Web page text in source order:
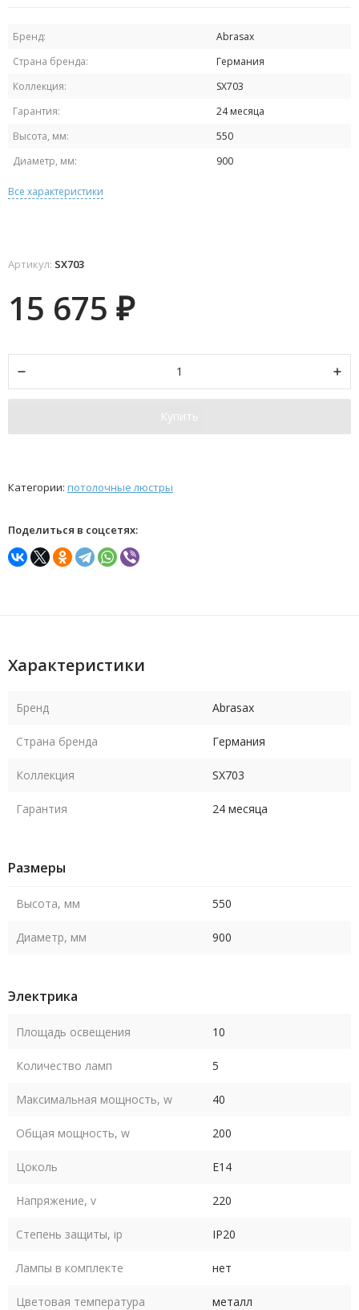
Бренд:
Abrasax
Страна бренда:
Германия
Коллекция:
SX703
Гарантия:
24 месяца
Высота, мм:
550
Диаметр, мм:
900
Все характеристики
Артикул: SX703
15 675 ₽
Купить
Категории: потолочные люстры
Поделиться в соцсетях:
Характеристики
Бренд Abrasax
Страна бренда Германия
Коллекция SX703
Гарантия 24 месяца
Размеры
Высота, мм 550
Диаметр, мм 900
Электрика
Площадь освещения 10
Количество ламп 5
Максимальная мощность, w 40
Общая мощность, w 200
Цоколь E14
Напряжение, v 220
Степень защиты, ip IP20
Лампы в комплекте нет
Цветовая температура металл